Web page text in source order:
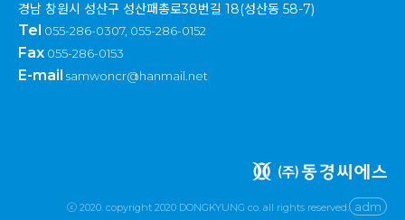
경남 창원시 성산구 성산패총로38번길 18(성산동 58-7)
Tel 055-286-0307, 055-286-0152
Fax 055-286-0153
E-mail samwoncr@hanmail.net
ⓒ 2020. copyright 2020 DONGKYUNG co. all rights reserved. adm